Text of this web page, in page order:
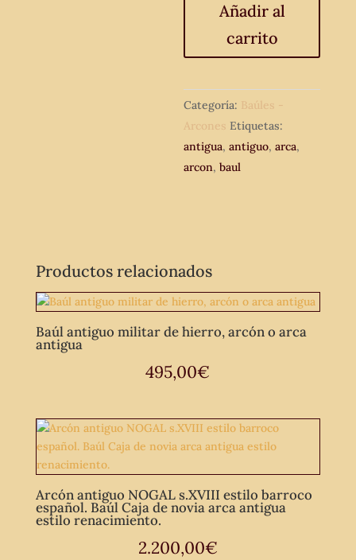
antiguo
tela
madera.
cantidad
Añadir al
carrito
Categoría: Baúles -
Arcones Etiquetas:
antigua,antiguo,arca,
arcon,baul
Productos relacionados
Baúl antiguo militar de hierro, arcón o arca
antigua
495,00€
Arcón antiguo NOGAL s.XVIII estilo barroco
español. Baúl Caja de novia arca antigua
estilo renacimiento.
2.200,00€